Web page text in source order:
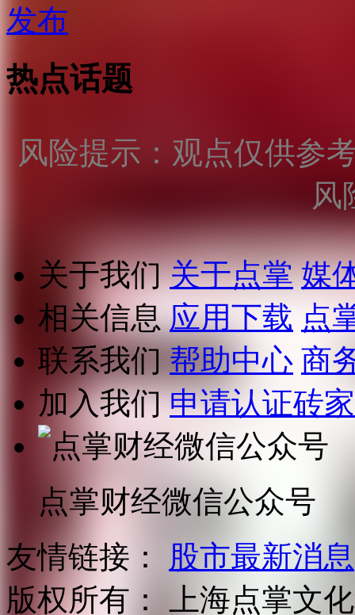
发布
热点话题
风险提示：观点仅供参
风
关于我们 关于点掌 媒
相关信息 应用下载 点
联系我们 帮助中心 商
加入我们 申请认证砖家
点掌财经微信公众号
友情链接：
股市最新消息
版权所有：
上海点掌文